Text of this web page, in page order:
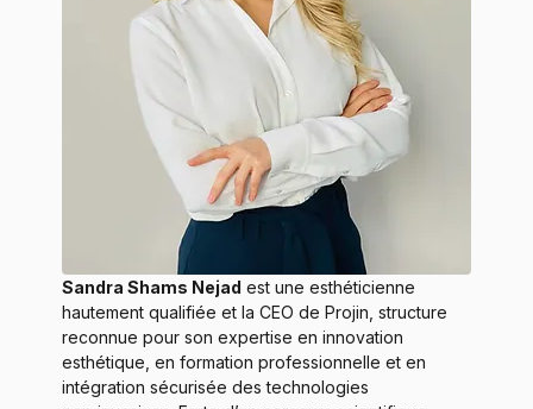
Sandra Shams Nejad est une esthéticienne
hautement qualifiée et la CEO de Projin, structure
reconnue pour son expertise en innovation
esthétique, en formation professionnelle et en
intégration sécurisée des technologies